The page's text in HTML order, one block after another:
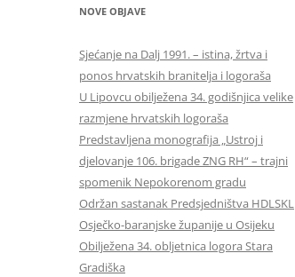
NOVE OBJAVE
Sjećanje na Dalj 1991. – istina, žrtva i
ponos hrvatskih branitelja i logoraša
U Lipovcu obilježena 34. godišnjica velike
razmjene hrvatskih logoraša
Predstavljena monografija „Ustroj i
djelovanje 106. brigade ZNG RH“ – trajni
spomenik Nepokorenom gradu
Održan sastanak Predsjedništva HDLSKL
Osječko-baranjske županije u Osijeku
Obilježena 34. obljetnica logora Stara
Gradiška